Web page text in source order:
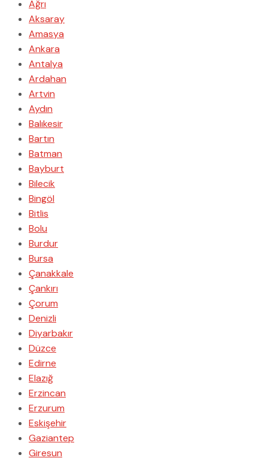
Ağrı
Aksaray
Amasya
Ankara
Antalya
Ardahan
Artvin
Aydın
Balıkesir
Bartın
Batman
Bayburt
Bilecik
Bingöl
Bitlis
Bolu
Burdur
Bursa
Çanakkale
Çankırı
Çorum
Denizli
Diyarbakır
Düzce
Edirne
Elazığ
Erzincan
Erzurum
Eskişehir
Gaziantep
Giresun